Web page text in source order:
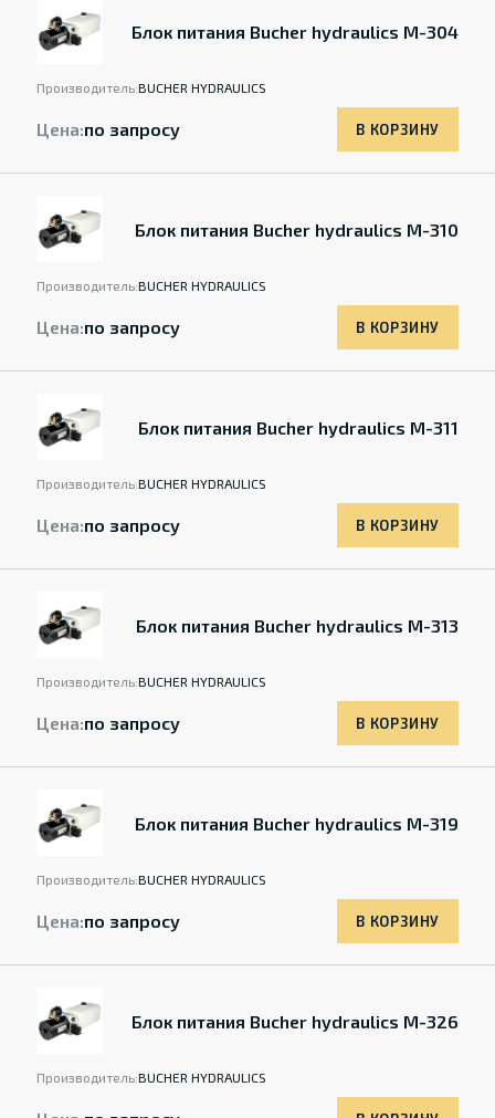
Блок питания Bucher hydraulics M-304
Производитель:BUCHER HYDRAULICS
Цена:по запросу В КОРЗИНУ
Блок питания Bucher hydraulics M-310
Производитель:BUCHER HYDRAULICS
Цена:по запросу В КОРЗИНУ
Блок питания Bucher hydraulics M-311
Производитель:BUCHER HYDRAULICS
Цена:по запросу В КОРЗИНУ
Блок питания Bucher hydraulics M-313
Производитель:BUCHER HYDRAULICS
Цена:по запросу В КОРЗИНУ
Блок питания Bucher hydraulics M-319
Производитель:BUCHER HYDRAULICS
Цена:по запросу В КОРЗИНУ
Блок питания Bucher hydraulics M-326
Производитель:BUCHER HYDRAULICS